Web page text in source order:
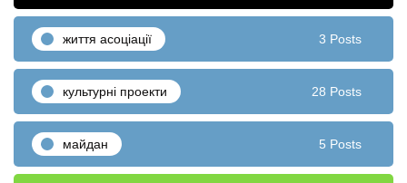
життя асоціації 3 Posts
культурні проекти 28 Posts
майдан 5 Posts